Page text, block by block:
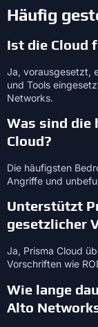
Häufig
Ist die Cloud
Ja, vorausgesetzt,
und Tools
Networks.
Was sind die
Cloud?
Die häufigsten
Angriffe und
Unterstützt
gesetzlicher
Ja, Prisma Cloud
Vorschriften wie
Wie lange
Alto